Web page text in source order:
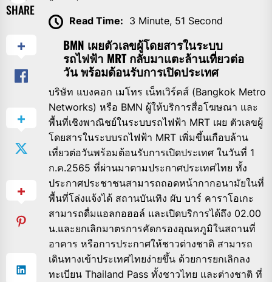
SHARE
Read Time: 3 Minute, 51 Second
BMN เผยตัวเลขผู้โดยสารในระบบ
รถไฟฟ้า MRT​ กลับมาแตะล้านเที่ยวต่อ
วัน พร้อมต้อนรับการเปิดประเทศ
บริษัท แบงคอก เมโทร เน็ทเวิร์คส์ (Bangkok Metro
Networks) หรือ BMN ผู้ให้บริการสื่อโฆษณา และ
พื้นที่เชิงพาณิชย์ในระบบรถไฟฟ้า MRT เผย ตัวเลขผู้
โดยสารในระบบรถไฟฟ้า MRT เพิ่มขึ้นเกือบล้าน
เที่ยวต่อวันพร้อมต้อนรับการเปิดประเทศ ในวันที่ 1
ก.ค.2565 ที่ผ่านมาตามประกาศประเทศไทย ทั้ง
ประกาศประชาชนสามารถถอดหน้ากากอนามัยในที่
พื้นที่โล่งแจ้งได้ สถานบันเทิง ผับ บาร์ คาราโอเกะ
สามารถดื่มแอลกอฮอล์ และเปิดบริการได้ถึง 02.00
น.และยกเลิกมาตรการคัดกรองอุณหภูมิในสถานที่
อาคาร หรือการประกาศให้ชาวต่างชาติ สามารถ
เดินทางเข้าประเทศไทยง่ายขึ้น ด้วยการยกเลิกลง
ทะเบียน Thailand Pass ทั้งชาวไทย และต่างชาติ ที่